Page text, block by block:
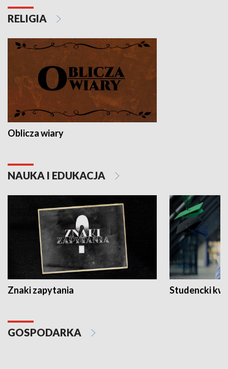
RELIGIA
Oblicza wiary
NAUKA I EDUKACJA
Znaki zapytania Studencki
GOSPODARKA